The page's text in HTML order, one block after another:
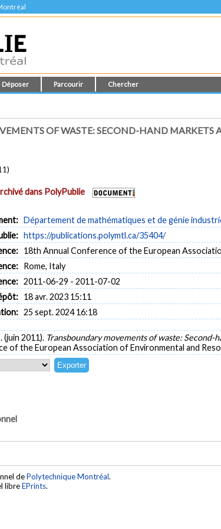
Déposer Parcourir Chercher
OF WASTE: SECOND-HAND MARKETS
dans PolyPublie
Département de mathématiques et de génie
https://publications.polymtl.ca/35404/
18th Annual Conference of the European
Rome, Italy
2011-06-29 - 2011-07-02
18 avr. 2023 15:11
25 sept. 2024 16:18
(juin 2011). Transboundary movements of waste: Second-
of the European Association of Environmental and
dePolytechnique Montréal.
libreEPrints.